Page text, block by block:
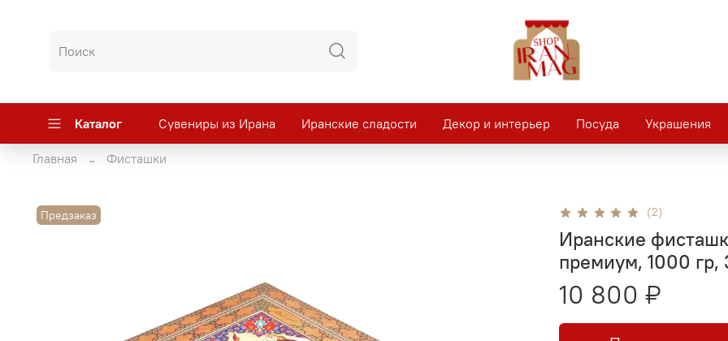
Каталог Сувениры из Ирана Иранские сладости Декор и интерьер Посуда Украшения
Главная Фисташки
Предзаказ (2)
Иранские
премиум, 1000 гр,
10 800 ₽